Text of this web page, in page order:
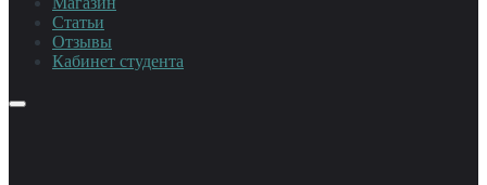
Статьи
Отзывы
Кабинет студента